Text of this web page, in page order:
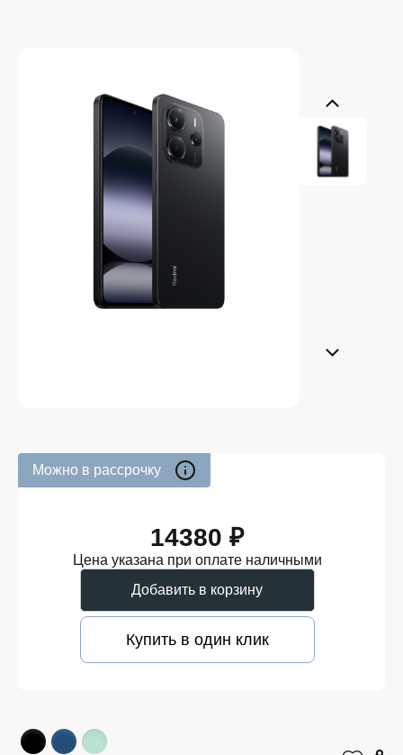
Можно в рассрочку
14380 ₽
Цена указана при оплате наличными
Добавить в корзину
Купить в один клик